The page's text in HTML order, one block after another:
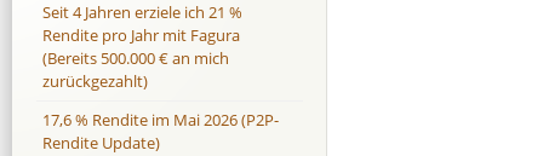
Seit 4 Jahren erziele ich 21 %
Rendite pro Jahr mit Fagura
(Bereits 500.000 € an mich
zurückgezahlt)
17,6 % Rendite im Mai 2026 (P2P-
Rendite Update)